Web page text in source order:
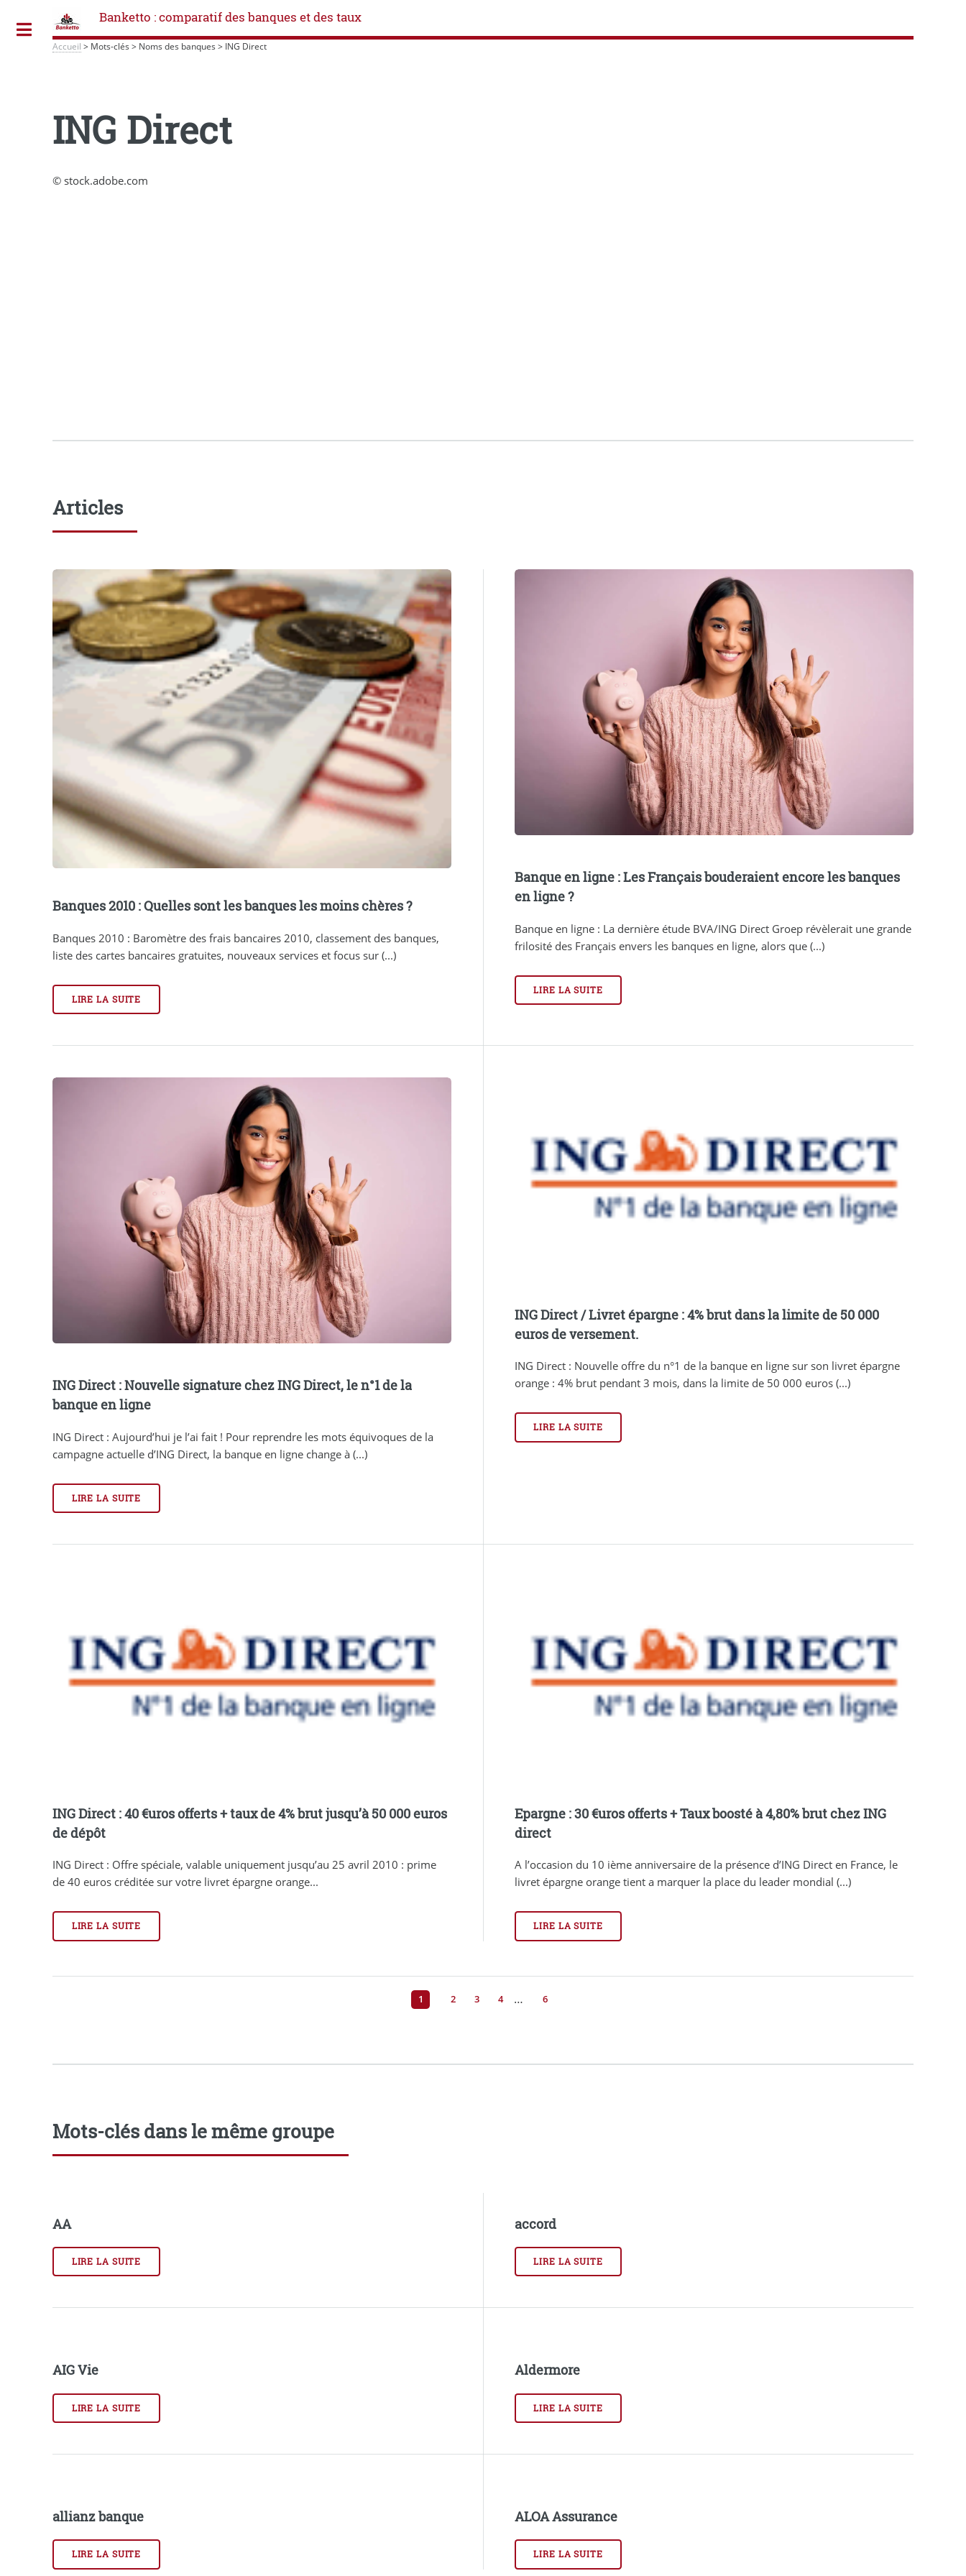
Banketto : comparatif des banques et des taux
Accueil > Mots-clés > Noms des banques > ING Direct
ING Direct
© stock.adobe.com
Articles
Banques 2010 : Quelles sont les banques les moins chères ?
Banques 2010 : Baromètre des frais bancaires 2010, classement des banques,
liste des cartes bancaires gratuites, nouveaux services et focus sur (...)
LIRE LA SUITE
Banque en ligne : Les Français bouderaient encore les banques
en ligne ?
Banque en ligne : La dernière étude BVA/ING Direct Groep révèlerait une grande
frilosité des Français envers les banques en ligne, alors que (...)
LIRE LA SUITE
ING Direct : Nouvelle signature chez ING Direct, le n°1 de la
banque en ligne
ING Direct : Aujourd’hui je l’ai fait ! Pour reprendre les mots équivoques de la
campagne actuelle d’ING Direct, la banque en ligne change à (...)
LIRE LA SUITE
ING Direct / Livret épargne : 4% brut dans la limite de 50 000
euros de versement.
ING Direct : Nouvelle offre du n°1 de la banque en ligne sur son livret épargne
orange : 4% brut pendant 3 mois, dans la limite de 50 000 euros (...)
LIRE LA SUITE
ING Direct : 40 €uros offerts + taux de 4% brut jusqu’à 50 000 euros
de dépôt
ING Direct : Offre spéciale, valable uniquement jusqu’au 25 avril 2010 : prime
de 40 euros créditée sur votre livret épargne orange...
LIRE LA SUITE
Epargne : 30 €uros offerts + Taux boosté à 4,80% brut chez ING
direct
A l’occasion du 10 ième anniversaire de la présence d’ING Direct en France, le
livret épargne orange tient a marquer la place du leader mondial (...)
LIRE LA SUITE
1 2 3 4 … 6
Mots-clés dans le même groupe
AA
LIRE LA SUITE
accord
LIRE LA SUITE
AIG Vie
LIRE LA SUITE
Aldermore
LIRE LA SUITE
allianz banque
LIRE LA SUITE
ALOA Assurance
LIRE LA SUITE
Toggle